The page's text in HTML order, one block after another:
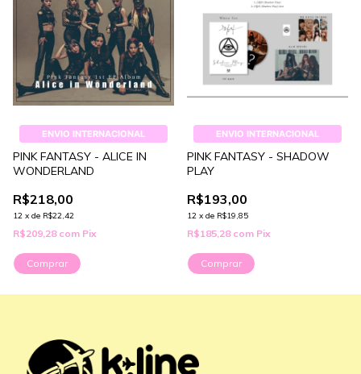
ENVIO INTERNACIONAL
PINK FANTASY - ALICE IN
WONDERLAND
R$218,00
12 x de R$22,42
R$209,28 com Pix
Comprar
ENVIO INTERNACIONAL
PINK FANTASY - SHADOW
PLAY
R$193,00
12 x de R$19,85
R$185,28 com Pix
Comprar